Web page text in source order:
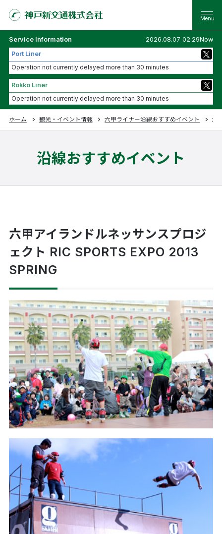
Service Information
2026.08.07 02:29Now
Port Liner
Operation not currently delayed more than 30 minutes
Rokko Liner
Operation not currently delayed more than 30 minutes
ホーム 観光・イベント情報 六甲ライナー沿線おすすめイベント 六
沿線おすすめイベント
六甲アイランドルネッサンスプロジ
ェクト RIC SPORTS EXPO 2013
SPRING